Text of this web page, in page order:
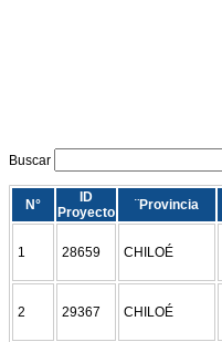
Buscar
N°
ID
Proyecto
¨Provincia
1 28659 CHILOÉ
2 29367 CHILOÉ